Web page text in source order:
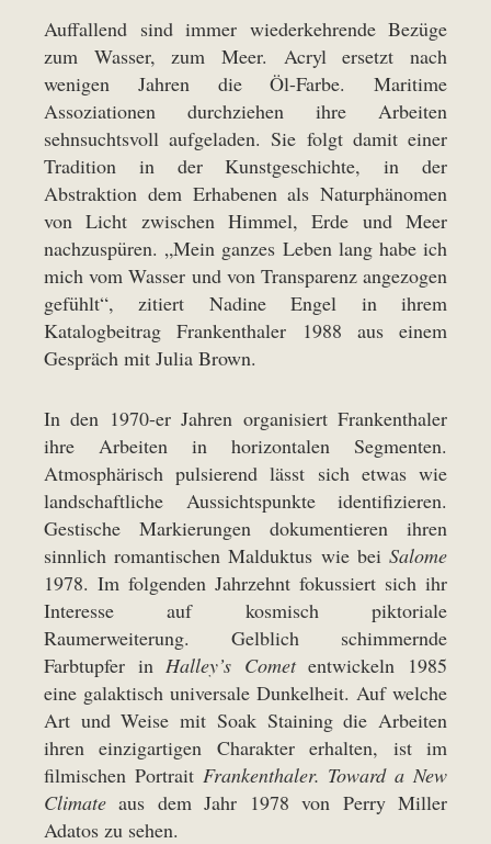
Auffallend sind immer wiederkehrende Bezüge
zum Wasser, zum Meer. Acryl ersetzt nach
wenigen Jahren die Öl-Farbe. Maritime
Assoziationen durchziehen ihre Arbeiten
sehnsuchtsvoll aufgeladen. Sie folgt damit einer
Tradition in der Kunstgeschichte, in der
Abstraktion dem Erhabenen als Naturphänomen
von Licht zwischen Himmel, Erde und Meer
nachzuspüren. „Mein ganzes Leben lang habe ich
mich vom Wasser und von Transparenz angezogen
gefühlt“, zitiert Nadine Engel in ihrem
Katalogbeitrag Frankenthaler 1988 aus einem
Gespräch mit Julia Brown.
In den 1970-er Jahren organisiert Frankenthaler
ihre Arbeiten in horizontalen Segmenten.
Atmosphärisch pulsierend lässt sich etwas wie
landschaftliche Aussichtspunkte identifizieren.
Gestische Markierungen dokumentieren ihren
sinnlich romantischen Malduktus wie bei Salome
1978. Im folgenden Jahrzehnt fokussiert sich ihr
Interesse auf kosmisch piktoriale
Raumerweiterung. Gelblich schimmernde
Farbtupfer inHalley’s Cometentwickeln 1985
eine galaktisch universale Dunkelheit. Auf welche
Art und Weise mit Soak Staining die Arbeiten
ihren einzigartigen Charakter erhalten, ist im
filmischen Portrait Frankenthaler. Toward a New
Climateaus dem Jahr 1978 von Perry Miller
Adatos zu sehen.